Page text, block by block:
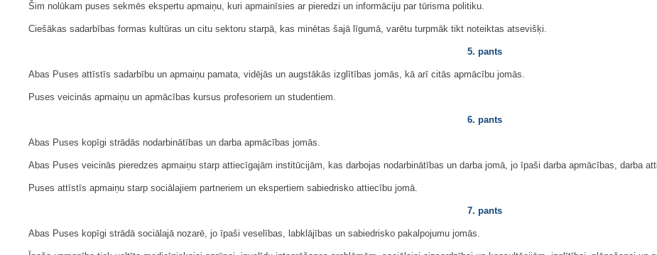
Šim nolūkam puses sekmēs ekspertu apmaiņu, kuri apmainīsies ar pieredzi un informāciju par tūrisma politiku.
Ciešākas sadarbības formas kultūras un citu sektoru starpā, kas minētas šajā līgumā, varētu turpmāk tikt noteiktas atsevišķi.
5. pants
Abas Puses attīstīs sadarbību un apmaiņu pamata, vidējās un augstākās izglītības jomās, kā arī citās apmācību jomās.
Puses veicinās apmaiņu un apmācības kursus profesoriem un studentiem.
6. pants
Abas Puses kopīgi strādās nodarbinātības un darba apmācības jomās.
Abas Puses veicinās pieredzes apmaiņu starp attiecīgajām institūcijām, kas darbojas nodarbinātības un darba jomā, jo īpaši darba apmācības, darba
Puses attīstīs apmaiņu starp sociālajiem partneriem un ekspertiem sabiedrisko attiecību jomā.
7. pants
Abas Puses kopīgi strādā sociālajā nozarē, jo īpaši veselības, labklājības un sabiedrisko pakalpojumu jomās.